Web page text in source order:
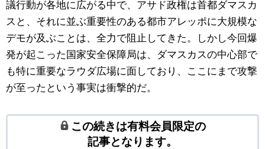
議行動が各地に広がる中で、アサド政権は首都ダマスカ
スと、それに並ぶ重要性のある都市アレッポに大規模な
デモが及ぶことは、全力で阻止してきた。しかし今回爆
発が起こった国家安全保障局は、ダマスカスの中心部で
も特に重要なラウダ広場に面しており、ここにまで攻撃
が至ったという事実は衝撃的だ。
この続きは有料会員限定の
記事となります。